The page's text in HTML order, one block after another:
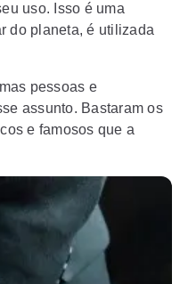
uso. Isso é uma
do planeta, é utilizada
pessoas e
assunto. Bastaram os
e famosos que a